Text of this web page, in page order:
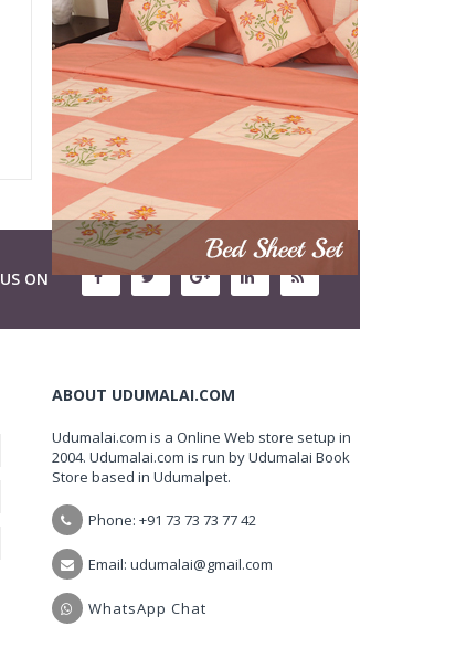
ON
ABOUT UDUMALAI.COM
Udumalai.com is a Online Web store setup in
2004. Udumalai.com is run by Udumalai Book
Store based in Udumalpet.
Phone: +91 73 73 73 77 42
Email: udumalai@gmail.com
WhatsApp Chat